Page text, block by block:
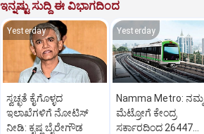
ಇನ್ನಷ್ಟು ಸುದ್ದಿ ಈ ವಿಭಾಗದಿಂದ
Yesterday
ಸ್ವಚ್ಛತೆ ಕೈಗೊಳ್ಳದ
ಇಲಾಖೆಗಳಿಗೆ ನೋಟಿಸ್‌
ನೀಡಿ: ಕೃಷ್ಣ ಬೈರೇಗೌಡ
Yesterday
Namma Metro: ನಮ್ಮ
ಮೆಟ್ರೋಗೆ ಕೇಂದ್ರ
ಸರ್ಕಾರದಿಂದ 26447